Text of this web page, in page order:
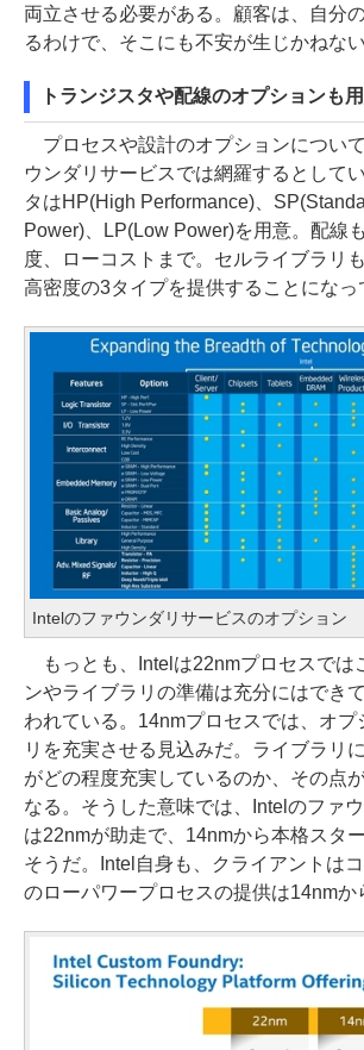
両立させる必要がある。顧客は、自分
るわけで、そこにも不安が生じかねない
トランジスタや配線のオプションも
プロセスや設計のオプションについ
ウンダリサービスでは網羅するとして
タはHP(High Performance)、
Power)、LP(Low Power)を用意。配線
度、ローコストまで。セルライブラリ
高密度の3タイプを提供することになっ
Intelのファウンダリサービスのオプション
もっとも、Intelは22nmプロセスでは
ンやライブラリの準備は充分にはでき
われている。14nmプロセスでは、オプ
リを充実させる見込みだ。ライブラリ
がどの程度充実しているのか、その点
なる。そうした意味では、Intelのファ
は22nmが助走で、14nmから本格スタ
そうだ。Intel自身も、クライアントは
のローパワープロセスの提供は14nmか